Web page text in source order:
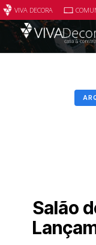
VIVA DECORA
Salão